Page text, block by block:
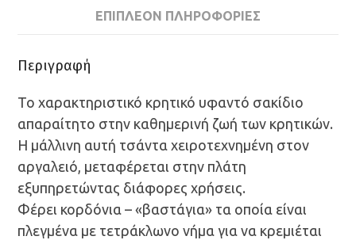
ΕΠΙΠΛΈΟΝ ΠΛΗΡΟΦΟΡΊΕΣ
Περιγραφή
Το χαρακτηριστικό κρητικό υφαντό σακίδιο
απαραίτητο στην καθημερινή ζωή των κρητικών.
Η μάλλινη αυτή τσάντα χειροτεχνημένη στον
αργαλειό, μεταφέρεται στην πλάτη
εξυπηρετώντας διάφορες χρήσεις.
Φέρει κορδόνια – «βαστάγια» τα οποία είναι
πλεγμένα με τετράκλωνο νήμα για να κρεμιέται